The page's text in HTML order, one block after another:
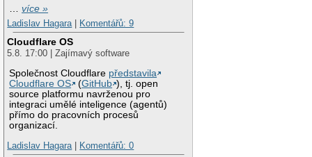
…více »
Ladislav Hagara| Komentářů: 9
Cloudflare OS
5.8. 17:00 | Zajímavý software
Společnost Cloudflare představila
Cloudflare OS
(GitHub ), tj. open
source platformu navrženou pro
integraci umělé inteligence (agentů)
přímo do pracovních procesů
organizací.
Ladislav Hagara| Komentářů: 0